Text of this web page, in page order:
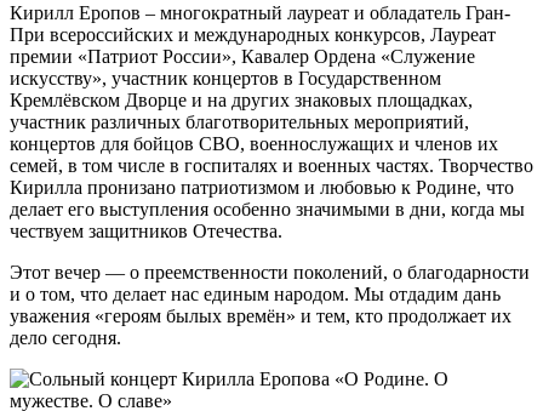
Кирилл Еропов – многократный лауреат и обладатель Гран-
При всероссийских и международных конкурсов, Лауреат
премии «Патриот России», Кавалер Ордена «Служение
искусству», участник концертов в Государственном
Кремлёвском Дворце и на других знаковых площадках,
участник различных благотворительных мероприятий,
концертов для бойцов СВО, военнослужащих и членов их
семей, в том числе в госпиталях и военных частях. Творчество
Кирилла пронизано патриотизмом и любовью к Родине, что
делает его выступления особенно значимыми в дни, когда мы
чествуем защитников Отечества.
Этот вечер — о преемственности поколений, о благодарности
и о том, что делает нас единым народом. Мы отдадим дань
уважения «героям былых времён» и тем, кто продолжает их
дело сегодня.